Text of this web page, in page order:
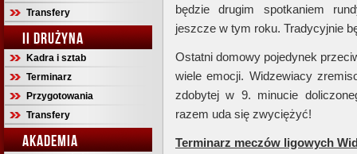
Transfery
II DRUŻYNA
Kadra i sztab
Terminarz
Przygotowania
Transfery
AKADEMIA
będzie drugim spotkaniem
jeszcze w tym roku. Tradycyjnie
Ostatni domowy pojedynek
wiele emocji. Widzewiacy
zdobytej w 9. minucie
razem uda się zwyciężyć!
Terminarz meczów ligowych